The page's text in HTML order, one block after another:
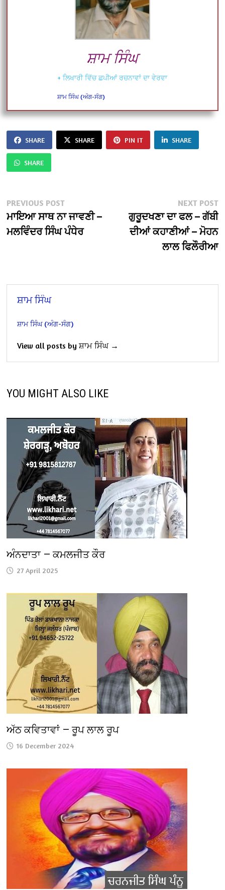
ਸ਼ਾਮ ਸਿੰਘ
+ ਲਿਖਾਰੀ ਵਿੱਚ ਛਪੀਆਂ ਰਚਨਾਵਾਂ ਦਾ ਵੇਰਵਾ
ਸ਼ਾਮ ਸਿੰਘ (ਅੰਗ-ਸੰਗ)
SHARE SHARE PIN IT SHARE
SHARE
Post
navigation
PREVIOUS POSTPrevious
post:
ਮਾਇਆ ਸਾਥ ਨਾ ਜਾਵਣੀ –
ਮਲਵਿੰਦਰ ਸਿੰਘ ਪੰਧੇਰ
NEXT POST
ਗੁਰੂਦਖਣਾ ਦਾ ਫਲ – ਗੱਬੀ
ਦੀਆਂ ਕਹਾਣੀਆਂ – ਮੋਹਨ
ਲਾਲ ਫਿਲੌਰੀਆ
ਸ਼ਾਮ ਸਿੰਘ
ਸ਼ਾਮ ਸਿੰਘ (ਅੰਗ-ਸੰਗ)
View all posts by ਸ਼ਾਮ ਸਿੰਘ →
YOU MIGHT ALSO LIKE
ਅੰਨਦਾਤਾ — ਕਮਲਜੀਤ ਕੌਰ
27 April 2025
ਅੱਠ ਕਵਿਤਾਵਾਂ — ਰੂਪ ਲਾਲ ਰੂਪ
16 December 2024